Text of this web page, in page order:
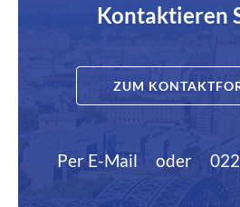
Kontaktieren
ZUM
Per E-Mail oder